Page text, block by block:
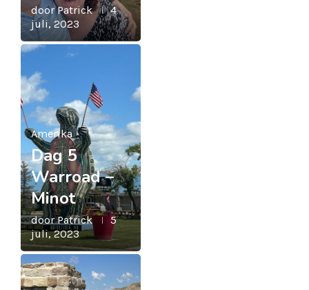
doorPatrick
4
juli, 2023
Amerika
Dag 5
Warroad –
Minot
doorPatrick
5
juli, 2023